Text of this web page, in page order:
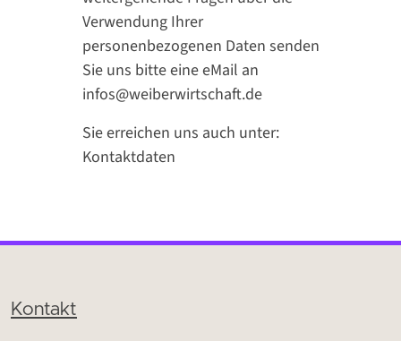
Verwendung Ihrer
personenbezogenen Daten senden
Sie uns bitte eine eMail an
infos@weiberwirtschaft.de
Sie erreichen uns auch unter:
Kontaktdaten
Kontakt